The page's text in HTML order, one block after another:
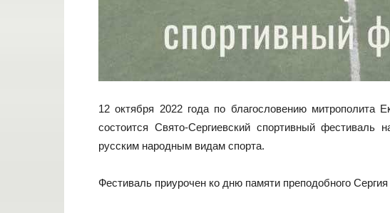
12 октября 2022 года по благословению митрополита
состоится Свято-Сергиевский спортивный фестиваль
русским народным видам спорта.
Фестиваль приурочен ко дню памяти преподобного